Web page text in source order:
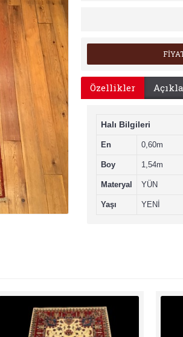
Özellikler
Halı Bilgileri
En 0,60m
Boy 1,54m
Materyal YÜN
Yaşı YENİ